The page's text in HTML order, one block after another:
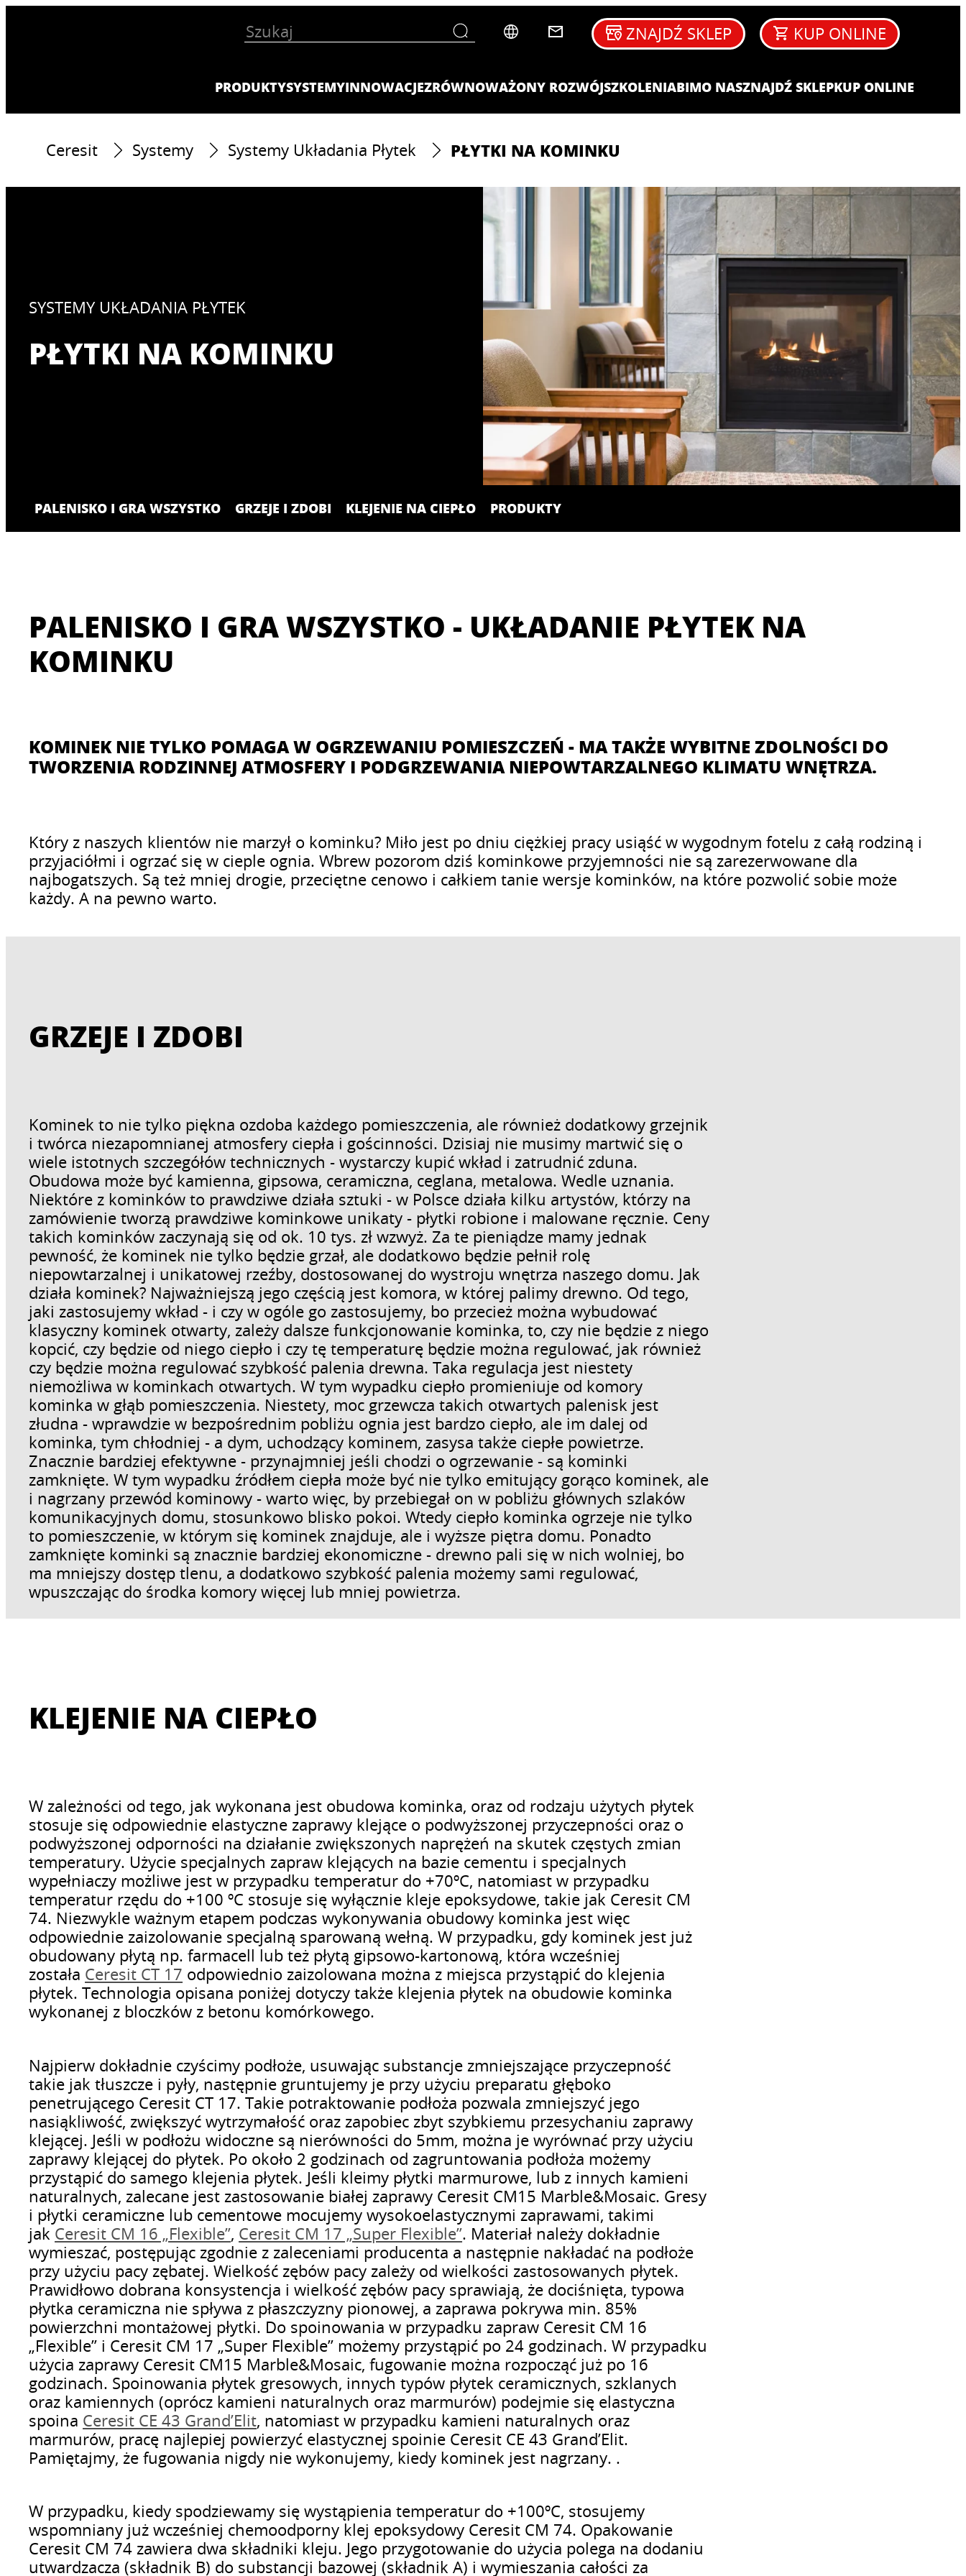
ZNAJDŹ SKLEP KUP ONLINE
PRODUKTYSYSTEMYINNOWACJEZRÓWNOWAŻONY ROZWÓJSZKOLENIA​BIMO NASZNAJDŹ SKLEPKUP ONLINE
Ceresit Systemy Systemy Układania Płytek PŁYTKI NA KOMINKU
SYSTEMY UKŁADANIA PŁYTEK
PŁYTKI NA KOMINKU
PALENISKO I GRA WSZYSTKO GRZEJE I ZDOBI KLEJENIE NA CIEPŁO PRODUKTY
PALENISKO I GRA WSZYSTKO - UKŁADANIE PŁYTEK NA
KOMINKU
KOMINEK NIE TYLKO POMAGA W OGRZEWANIU POMIESZCZEŃ - MA TAKŻE WYBITNE ZDOLNOŚCI DO
TWORZENIA RODZINNEJ ATMOSFERY I PODGRZEWANIA NIEPOWTARZALNEGO KLIMATU WNĘTRZA.
Który z naszych klientów nie marzył o kominku? Miło jest po dniu ciężkiej pracy usiąść w wygodnym fotelu z całą rodziną i
przyjaciółmi i ogrzać się w cieple ognia. Wbrew pozorom dziś kominkowe przyjemności nie są zarezerwowane dla
najbogatszych. Są też mniej drogie, przeciętne cenowo i całkiem tanie wersje kominków, na które pozwolić sobie może
każdy. A na pewno warto.
GRZEJE I ZDOBI
Kominek to nie tylko piękna ozdoba każdego pomieszczenia, ale również dodatkowy grzejnik
i twórca niezapomnianej atmosfery ciepła i gościnności. Dzisiaj nie musimy martwić się o
wiele istotnych szczegółów technicznych - wystarczy kupić wkład i zatrudnić zduna.
Obudowa może być kamienna, gipsowa, ceramiczna, ceglana, metalowa. Wedle uznania.
Niektóre z kominków to prawdziwe działa sztuki - w Polsce działa kilku artystów, którzy na
zamówienie tworzą prawdziwe kominkowe unikaty - płytki robione i malowane ręcznie. Ceny
takich kominków zaczynają się od ok. 10 tys. zł wzwyż. Za te pieniądze mamy jednak
pewność, że kominek nie tylko będzie grzał, ale dodatkowo będzie pełnił rolę
niepowtarzalnej i unikatowej rzeźby, dostosowanej do wystroju wnętrza naszego domu. Jak
działa kominek? Najważniejszą jego częścią jest komora, w której palimy drewno. Od tego,
jaki zastosujemy wkład - i czy w ogóle go zastosujemy, bo przecież można wybudować
klasyczny kominek otwarty, zależy dalsze funkcjonowanie kominka, to, czy nie będzie z niego
kopcić, czy będzie od niego ciepło i czy tę temperaturę będzie można regulować, jak również
czy będzie można regulować szybkość palenia drewna. Taka regulacja jest niestety
niemożliwa w kominkach otwartych. W tym wypadku ciepło promieniuje od komory
kominka w głąb pomieszczenia. Niestety, moc grzewcza takich otwartych palenisk jest
złudna - wprawdzie w bezpośrednim pobliżu ognia jest bardzo ciepło, ale im dalej od
kominka, tym chłodniej - a dym, uchodzący kominem, zasysa także ciepłe powietrze.
Znacznie bardziej efektywne - przynajmniej jeśli chodzi o ogrzewanie - są kominki
zamknięte. W tym wypadku źródłem ciepła może być nie tylko emitujący gorąco kominek, ale
i nagrzany przewód kominowy - warto więc, by przebiegał on w pobliżu głównych szlaków
komunikacyjnych domu, stosunkowo blisko pokoi. Wtedy ciepło kominka ogrzeje nie tylko
to pomieszczenie, w którym się kominek znajduje, ale i wyższe piętra domu. Ponadto
zamknięte kominki są znacznie bardziej ekonomiczne - drewno pali się w nich wolniej, bo
ma mniejszy dostęp tlenu, a dodatkowo szybkość palenia możemy sami regulować,
wpuszczając do środka komory więcej lub mniej powietrza.
KLEJENIE NA CIEPŁO
W zależności od tego, jak wykonana jest obudowa kominka, oraz od rodzaju użytych płytek
stosuje się odpowiednie elastyczne zaprawy klejące o podwyższonej przyczepności oraz o
podwyższonej odporności na działanie zwiększonych naprężeń na skutek częstych zmian
temperatury. Użycie specjalnych zapraw klejących na bazie cementu i specjalnych
wypełniaczy możliwe jest w przypadku temperatur do +70ºC, natomiast w przypadku
temperatur rzędu do +100 ºC stosuje się wyłącznie kleje epoksydowe, takie jak Ceresit CM
74. Niezwykle ważnym etapem podczas wykonywania obudowy kominka jest więc
odpowiednie zaizolowanie specjalną sparowaną wełną. W przypadku, gdy kominek jest już
obudowany płytą np. farmacell lub też płytą gipsowo-kartonową, która wcześniej
została Ceresit CT 17 odpowiednio zaizolowana można z miejsca przystąpić do klejenia
płytek. Technologia opisana poniżej dotyczy także klejenia płytek na obudowie kominka
wykonanej z bloczków z betonu komórkowego.
Najpierw dokładnie czyścimy podłoże, usuwając substancje zmniejszające przyczepność
takie jak tłuszcze i pyły, następnie gruntujemy je przy użyciu preparatu głęboko
penetrującego Ceresit CT 17. Takie potraktowanie podłoża pozwala zmniejszyć jego
nasiąkliwość, zwiększyć wytrzymałość oraz zapobiec zbyt szybkiemu przesychaniu zaprawy
klejącej. Jeśli w podłożu widoczne są nierówności do 5mm, można je wyrównać przy użyciu
zaprawy klejącej do płytek. Po około 2 godzinach od zagruntowania podłoża możemy
przystąpić do samego klejenia płytek. Jeśli kleimy płytki marmurowe, lub z innych kamieni
naturalnych, zalecane jest zastosowanie białej zaprawy Ceresit CM15 Marble&Mosaic. Gresy
i płytki ceramiczne lub cementowe mocujemy wysokoelastycznymi zaprawami, takimi
jak Ceresit CM 16 „Flexible”, Ceresit CM 17 „Super Flexible”. Materiał należy dokładnie
wymieszać, postępując zgodnie z zaleceniami producenta a następnie nakładać na podłoże
przy użyciu pacy zębatej. Wielkość zębów pacy zależy od wielkości zastosowanych płytek.
Prawidłowo dobrana konsystencja i wielkość zębów pacy sprawiają, że dociśnięta, typowa
płytka ceramiczna nie spływa z płaszczyzny pionowej, a zaprawa pokrywa min. 85%
powierzchni montażowej płytki. Do spoinowania w przypadku zapraw Ceresit CM 16
„Flexible” i Ceresit CM 17 „Super Flexible” możemy przystąpić po 24 godzinach. W przypadku
użycia zaprawy Ceresit CM15 Marble&Mosaic, fugowanie można rozpocząć już po 16
godzinach. Spoinowania płytek gresowych, innych typów płytek ceramicznych, szklanych
oraz kamiennych (oprócz kamieni naturalnych oraz marmurów) podejmie się elastyczna
spoina Ceresit CE 43 Grand’Elit, natomiast w przypadku kamieni naturalnych oraz
marmurów, pracę najlepiej powierzyć elastycznej spoinie Ceresit CE 43 Grand’Elit.
Pamiętajmy, że fugowania nigdy nie wykonujemy, kiedy kominek jest nagrzany. .
W przypadku, kiedy spodziewamy się wystąpienia temperatur do +100ºC, stosujemy
wspomniany już wcześniej chemoodporny klej epoksydowy Ceresit CM 74. Opakowanie
Ceresit CM 74 zawiera dwa składniki kleju. Jego przygotowanie do użycia polega na dodaniu
utwardzacza (składnik B) do substancji bazowej (składnik A) i wymieszania całości za